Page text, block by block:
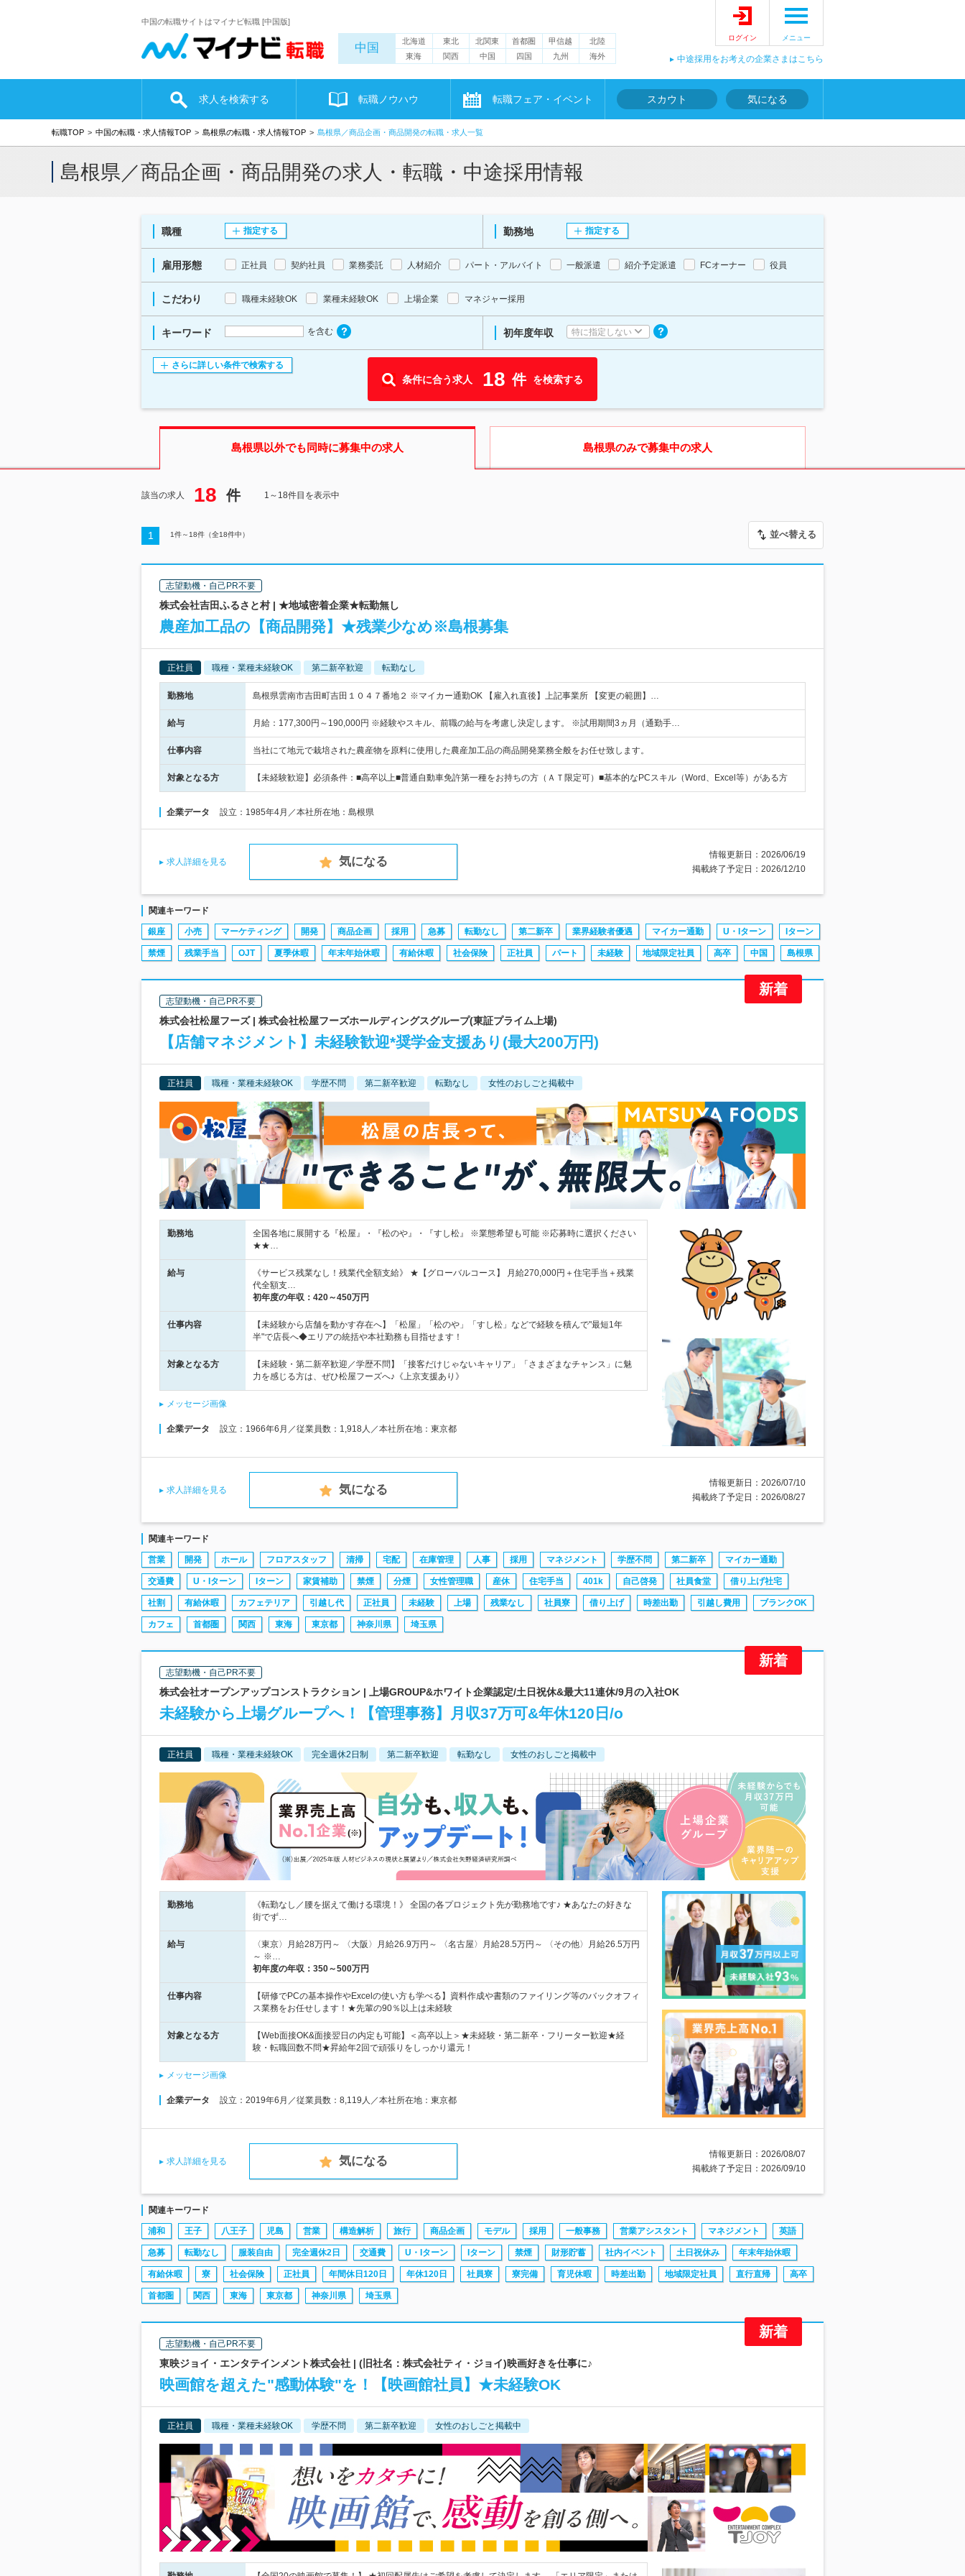
中国の転職サイトはマイナビ転職 [中国版]
中国 北海道 東北 北関東 首都圏 甲信越
北陸
東海
関西 中国 四国 九州 海外
ログイン メニュー
中途採用をお考えの企業さまはこちら
求人を検索する 転職ノウハウ 転職フェア・イベント スカウト 気になる
転職TOP 中国の転職・求人情報TOP 島根県の転職・求人情報TOP 島根県／商品企画・商品開発の転職・求人一覧
島根県／商品企画・商品開発の求人・転職・中途採用情報
職種 指定する 勤務地 指定する
雇用形態 正社員 契約社員 業務委託 人材紹介 パート・アルバイト 一般派遣 紹介予定派遣 FCオーナー 役員
こだわり 職種未経験OK 業種未経験OK 上場企業 マネジャー採用
キーワード を含む 初年度年収 特に指定しない
さらに詳しい条件で検索する
条件に合う求人 18 件 を検索する
島根県以外でも同時に募集中の求人 島根県のみで募集中の求人
該当の求人 18 件 1～18件目を表示中
1 1件～ 18件（全18件中） 並べ替える
志望動機・自己PR不要
株式会社吉田ふるさと村 | ★地域密着企業★転勤無し
農産加工品の【商品開発】★残業少なめ※島根募集
正社員 職種・業種未経験OK 第二新卒歓迎 転勤なし
勤務地 島根県雲南市吉田町吉田１０４７番地２ ※マイカー通勤OK 【雇入れ直後】上記事業所 【変更の範囲】…
給与 月給：177,300円～190,000円 ※経験やスキル、前職の給与を考慮し決定します。 ※試用期間3ヵ月（通勤手…
仕事内容 当社にて地元で栽培された農産物を原料に使用した農産加工品の商品開発業務全般をお任せ致します。
対象となる方 【未経験歓迎】必須条件：■高卒以上■普通自動車免許第一種をお持ちの方（ＡＴ限定可）■基本的なPCスキル（Word、Excel等）がある方
企業データ 設立：1985年4月／本社所在地：島根県
求人詳細を見る 気になる
情報更新日：2026/06/19
掲載終了予定日：2026/12/10
関連キーワード
銀座 小売 マーケティング 開発 商品企画 採用 急募 転勤なし 第二新卒 業界経験者優遇 マイカー通勤 U・Iターン Iターン
禁煙 残業手当 OJT 夏季休暇 年末年始休暇 有給休暇 社会保険 正社員 パート 未経験 地域限定社員 高卒 中国 島根県
志望動機・自己PR不要
株式会社松屋フーズ | 株式会社松屋フーズホールディングスグループ(東証プライム上場)
【店舗マネジメント】未経験歓迎*奨学金支援あり(最大200万円)
正社員 職種・業種未経験OK 学歴不問 第二新卒歓迎 転勤なし 女性のおしごと掲載中
勤務地
全国各地に展開する『松屋』・『松のや』・『すし松』 ※業態希望も可能 ※応募時に選択ください
★★…
給与
《サービス残業なし！残業代全額支給》 ★【グローバルコース】 月給270,000円＋住宅手当＋残業
代全額支…
初年度の年収： 420～450万円
仕事内容
【未経験から店舗を動かす存在へ】「松屋」「松のや」「すし松」などで経験を積んで"最短1年
半"で店長へ◆エリアの統括や本社勤務も目指せます！
対象となる方
【未経験・第二新卒歓迎／学歴不問】「接客だけじゃないキャリア」「さまざまなチャンス」に魅
力を感じる方は、ぜひ松屋フーズへ♪《上京支援あり》
メッセージ画像
企業データ 設立：1966年6月／従業員数：1,918人／本社所在地：東京都
求人詳細を見る 気になる
情報更新日：2026/07/10
掲載終了予定日：2026/08/27
関連キーワード
営業 開発 ホール フロアスタッフ 清掃 宅配 在庫管理 人事 採用 マネジメント 学歴不問 第二新卒 マイカー通勤
交通費 U・Iターン Iターン 家賃補助 禁煙 分煙 女性管理職 産休 住宅手当 401k 自己啓発 社員食堂 借り上げ社宅
社割 有給休暇 カフェテリア 引越し代 正社員 未経験 上場 残業なし 社員寮 借り上げ 時差出勤 引越し費用 ブランクOK
カフェ 首都圏 関西 東海 東京都 神奈川県 埼玉県
志望動機・自己PR不要
株式会社オープンアップコンストラクション | 上場GROUP&ホワイト企業認定/土日祝休&最大11連休/9月の入社OK
未経験から上場グループへ！【管理事務】月収37万可&年休120日/o
正社員 職種・業種未経験OK 完全週休2日制 第二新卒歓迎 転勤なし 女性のおしごと掲載中
勤務地
《転勤なし／腰を据えて働ける環境！》 全国の各プロジェクト先が勤務地です♪ ★あなたの好きな
街でず…
給与
〈東京〉月給28万円～ 〈大阪〉月給26.9万円～ 〈名古屋〉月給28.5万円～ 〈その他〉月給26.5万円
～ ※…
初年度の年収： 350～500万円
仕事内容
【研修でPCの基本操作やExcelの使い方も学べる】資料作成や書類のファイリング等のバックオフィ
ス業務をお任せします！★先輩の90％以上は未経験
対象となる方
【Web面接OK&面接翌日の内定も可能】＜高卒以上＞★未経験・第二新卒・フリーター歓迎★経
験・転職回数不問★昇給年2回で頑張りをしっかり還元！
メッセージ画像
企業データ 設立：2019年6月／従業員数：8,119人／本社所在地：東京都
求人詳細を見る 気になる
情報更新日：2026/08/07
掲載終了予定日：2026/09/10
関連キーワード
浦和 王子 八王子 児島 営業 構造解析 旅行 商品企画 モデル 採用 一般事務 営業アシスタント マネジメント 英語
急募 転勤なし 服装自由 完全週休2日 交通費 U・Iターン Iターン 禁煙 財形貯蓄 社内イベント 土日祝休み 年末年始休暇
有給休暇 寮 社会保険 正社員 年間休日120日 年休120日 社員寮 寮完備 育児休暇 時差出勤 地域限定社員 直行直帰 高卒
首都圏 関西 東海 東京都 神奈川県 埼玉県
志望動機・自己PR不要
東映ジョイ・エンタテインメント株式会社 | (旧社名：株式会社ティ・ジョイ)映画好きを仕事に♪
映画館を超えた"感動体験"を！【映画館社員】★未経験OK
正社員 職種・業種未経験OK 学歴不問 第二新卒歓迎 女性のおしごと掲載中